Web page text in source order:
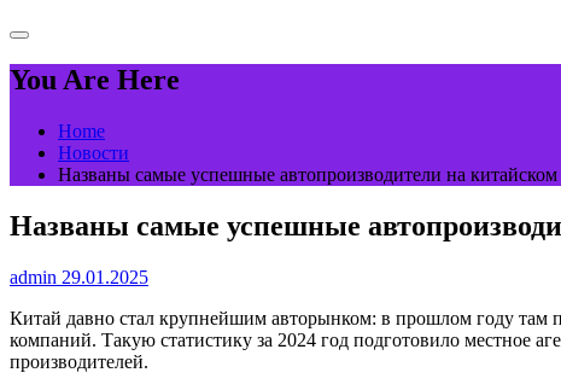
You Are Here
Home
Новости
Названы самые успешные автопроизводители на
Названы самые успешные
admin 29.01.2025
Китай давно стал крупнейшим авторынком: в прошлом году там
компаний. Такую статистику за 2024 год подготовило местное
производителей.